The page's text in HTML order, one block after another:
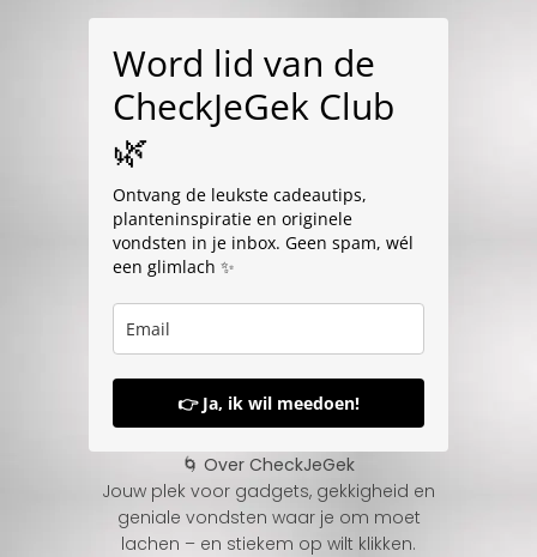
Word lid van de
CheckJeGek Club
🌿
Ontvang de leukste cadeautips,
planteninspiratie en originele
vondsten in je inbox. Geen spam, wél
een glimlach ✨
👉 Ja, ik wil meedoen!
🌀 Over CheckJeGek
Jouw plek voor gadgets, gekkigheid en
geniale vondsten waar je om moet
lachen – en stiekem op wilt klikken.